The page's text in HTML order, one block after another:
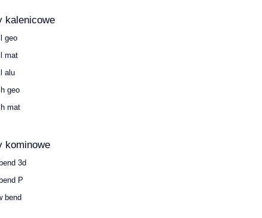
kalenicowe
geo
mat
alu
geo
mat
kominowe
3d
P
bend